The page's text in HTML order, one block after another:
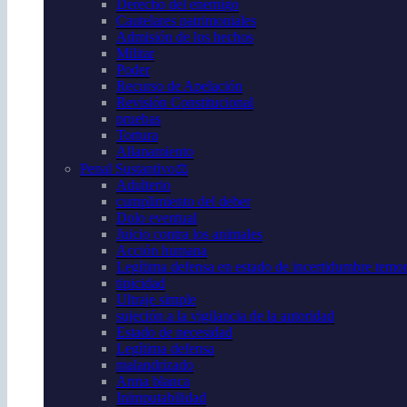
Derecho del enemigo
Cautelares patrimoniales
Admisión de los hechos
Militar
Poder
Recurso de Apelación
Revisión Constitucional
pruebas
Tortura
Allanamiento
Penal Sustantivo⚖️
Adulterio
cumplimiento del deber
Dolo eventual
Juicio contra los animales
Acción humana
Legítima defensa en estado de incertidumbre
tipicidad
Ultraje simple
sujeción a la vigilancia de la autoridad
Estado de necesidad
Legítima defensa
malandrizado
Arma blanca
Inimputabilidad